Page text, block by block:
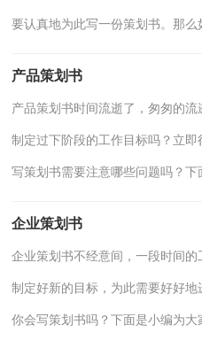
要认真地为此写一份策划书。那
产品策划书
产品策划书时间流逝了，匆匆的
制定过下阶段的工作目标吗？立
写策划书需要注意哪些问题吗？
企业策划书
企业策划书不经意间，一段时间的
制定好新的目标，为此需要好好
你会写策划书吗？下面是小编为